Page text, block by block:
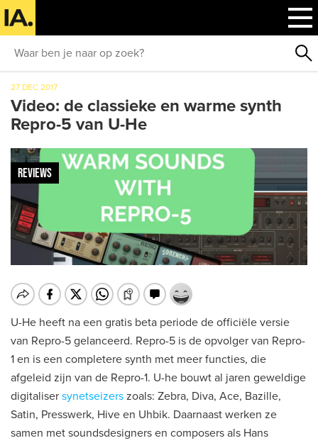
27 DEC 2017
Video: de classieke en warme synth
Repro-5 van U-He
REVIEWS
U-He heeft na een gratis beta periode de officiële versie
van Repro-5 gelanceerd. Repro-5 is de opvolger van Repro-
1 en is een completere synth met meer functies, die
afgeleid zijn van de Repro-1. U-he bouwt al jaren geweldige
digitaliser synetseizers zoals: Zebra, Diva, Ace, Bazille,
Satin, Presswerk, Hive en Uhbik. Daarnaast werken ze
samen met soundsdesigners en composers als Hans